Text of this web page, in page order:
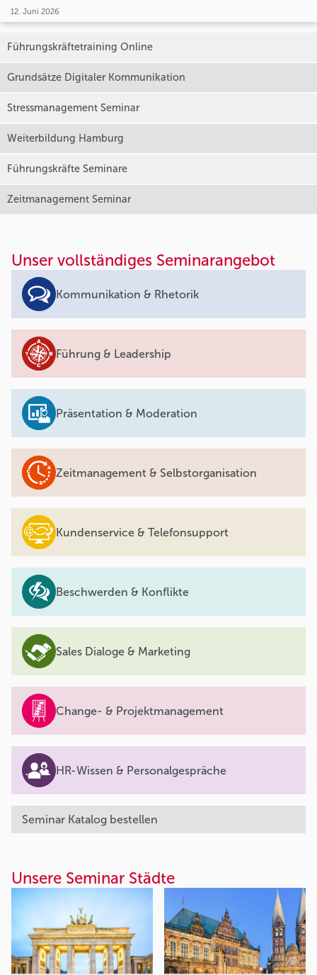
12. Juni 2026
Führungskräftetraining Online
Grundsätze Digitaler Kommunikation
Stressmanagement Seminar
Weiterbildung Hamburg
Führungskräfte Seminare
Zeitmanagement Seminar
Unser vollständiges Seminarangebot
Kommunikation & Rhetorik
Führung & Leadership
Präsentation & Moderation
Zeitmanagement & Selbstorganisation
Kundenservice & Telefonsupport
Beschwerden & Konflikte
Sales Dialoge & Marketing
Change- & Projektmanagement
HR-Wissen & Personalgespräche
Seminar Katalog bestellen
Unsere Seminar Städte